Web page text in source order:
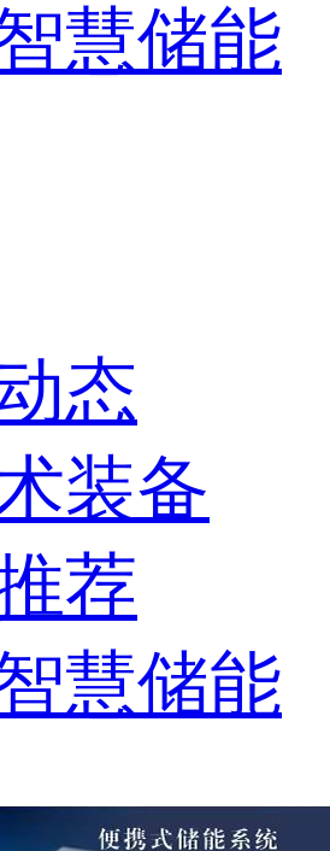
慧储能
态
装备
荐
慧储能